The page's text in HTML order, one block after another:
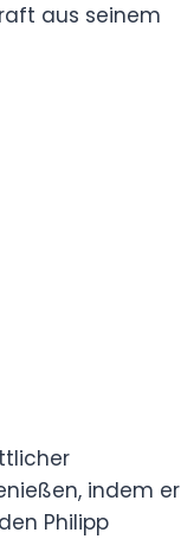
aus seinem
indem er
Philipp